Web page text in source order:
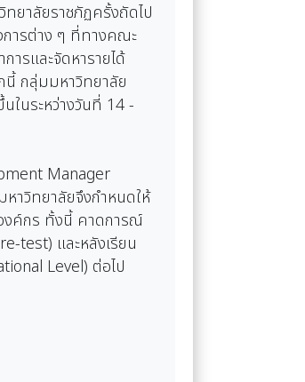
ทยาลัยราชภัฏครั้งถัดไป
การต่าง ๆ ที่ทางคณะ
ารและจัดหารายได้
นี้ กลุ่มมหาวิทยาลัย
ในระหว่างวันที่ 14 -
Manager
าวิทยาลัยจึงกำหนดให้
งค์กร ทั้งนี้ คาดการณ์
test) และหลังเรียน
Level) ต่อไป